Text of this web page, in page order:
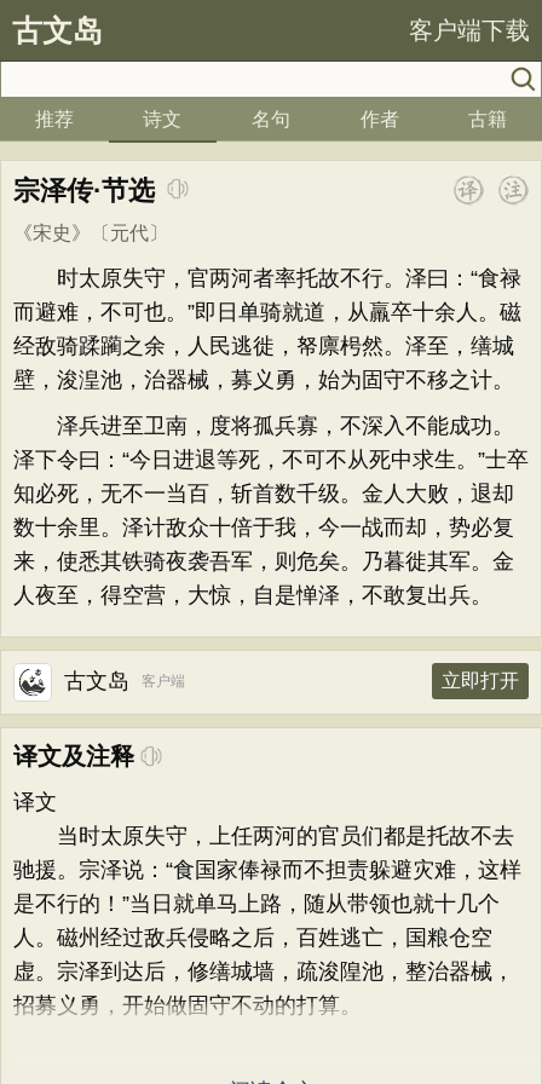
古文岛 客户端下载
推荐 诗文 名句 作者 古籍
宗泽传·节选
《宋史》 〔元代〕
时太原失守，官两河者率托故不行。泽曰：“食禄
而避难，不可也。”即日单骑就道，从羸卒十余人。磁
经敌骑蹂躏之余，人民逃徙，帑廪枵然。泽至，缮城
壁，浚湟池，治器械，募义勇，始为固守不移之计。
泽兵进至卫南，度将孤兵寡，不深入不能成功。
泽下令曰：“今日进退等死，不可不从死中求生。”士卒
知必死，无不一当百，斩首数千级。金人大败，退却
数十余里。泽计敌众十倍于我，今一战而却，势必复
来，使悉其铁骑夜袭吾军，则危矣。乃暮徙其军。金
人夜至，得空营，大惊，自是惮泽，不敢复出兵。
古文岛 客户端 立即打开
译文及注释
译文
当时太原失守，上任两河的官员们都是托故不去
驰援。宗泽说：“食国家俸禄而不担责躲避灾难，这样
是不行的！”当日就单马上路，随从带领也就十几个
人。磁州经过敌兵侵略之后，百姓逃亡，国粮仓空
虚。宗泽到达后，修缮城墙，疏浚隍池，整治器械，
招募义勇，开始做固守不动的打算。